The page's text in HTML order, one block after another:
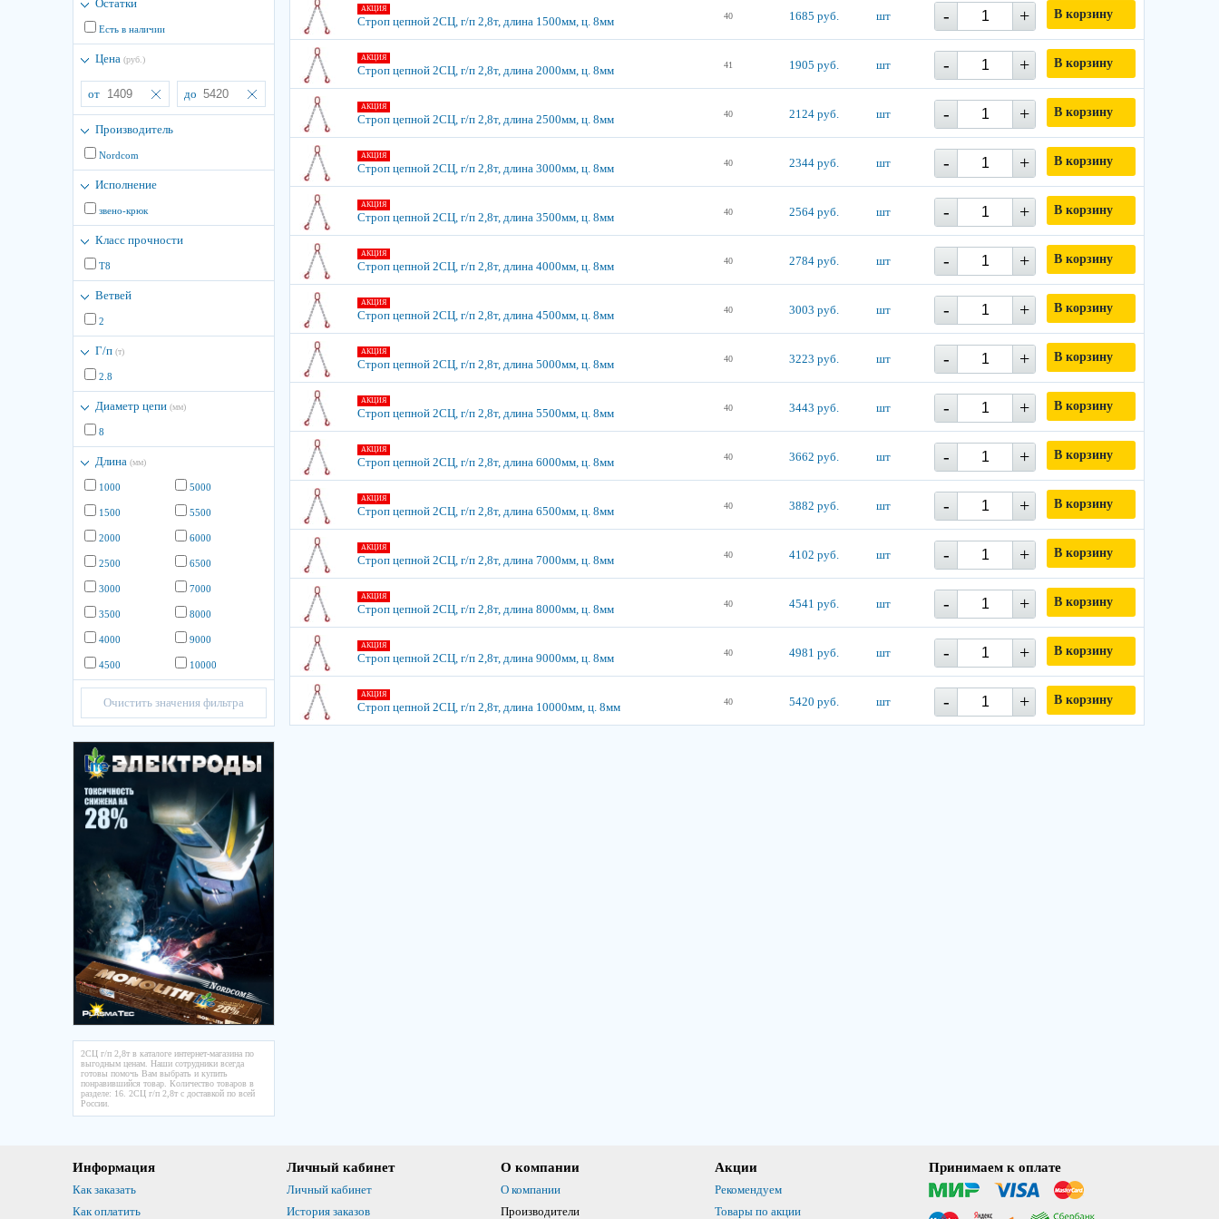
Остатки
Есть в наличии
Цена (руб.)
от до
Производитель
Nordcom
Исполнение
звено-крюк
Класс прочности
Т8
Ветвей
2
Г/п (т)
2.8
Диаметр цепи (мм)
8
Длина (мм)
1000
1500
2000
2500
3000
3500
4000
4500
5000
5500
6000
6500
7000
8000
9000
10000
Очистить значения фильтра
2СЦ г/п 2,8т в каталоге интернет-магазина по
выгодным ценам. Наши сотрудники всегда
готовы помочь Вам выбрать и купить
понравившийся товар. Количество товаров в
разделе: 16. 2СЦ г/п 2,8т с доставкой по всей
России.
АКЦИЯ
Строп цепной 2СЦ, г/п 2,8т, длина 1500мм, ц. 8мм 40 1685 руб. шт - + В корзину
АКЦИЯ
Строп цепной 2СЦ, г/п 2,8т, длина 2000мм, ц. 8мм 41 1905 руб. шт - + В корзину
АКЦИЯ
Строп цепной 2СЦ, г/п 2,8т, длина 2500мм, ц. 8мм 40 2124 руб. шт - + В корзину
АКЦИЯ
Строп цепной 2СЦ, г/п 2,8т, длина 3000мм, ц. 8мм 40 2344 руб. шт - + В корзину
АКЦИЯ
Строп цепной 2СЦ, г/п 2,8т, длина 3500мм, ц. 8мм 40 2564 руб. шт - + В корзину
АКЦИЯ
Строп цепной 2СЦ, г/п 2,8т, длина 4000мм, ц. 8мм 40 2784 руб. шт - + В корзину
АКЦИЯ
Строп цепной 2СЦ, г/п 2,8т, длина 4500мм, ц. 8мм 40 3003 руб. шт - + В корзину
АКЦИЯ
Строп цепной 2СЦ, г/п 2,8т, длина 5000мм, ц. 8мм 40 3223 руб. шт - + В корзину
АКЦИЯ
Строп цепной 2СЦ, г/п 2,8т, длина 5500мм, ц. 8мм 40 3443 руб. шт - + В корзину
АКЦИЯ
Строп цепной 2СЦ, г/п 2,8т, длина 6000мм, ц. 8мм 40 3662 руб. шт - + В корзину
АКЦИЯ
Строп цепной 2СЦ, г/п 2,8т, длина 6500мм, ц. 8мм 40 3882 руб. шт - + В корзину
АКЦИЯ
Строп цепной 2СЦ, г/п 2,8т, длина 7000мм, ц. 8мм 40 4102 руб. шт - + В корзину
АКЦИЯ
Строп цепной 2СЦ, г/п 2,8т, длина 8000мм, ц. 8мм 40 4541 руб. шт - + В корзину
АКЦИЯ
Строп цепной 2СЦ, г/п 2,8т, длина 9000мм, ц. 8мм 40 4981 руб. шт - + В корзину
АКЦИЯ
Строп цепной 2СЦ, г/п 2,8т, длина 10000мм, ц. 8мм 40 5420 руб. шт - + В корзину
Информация
Как заказать
Как оплатить
Личный кабинет
Личный кабинет
История заказов
О компании
О компании
Производители
Акции
Рекомендуем
Товары по акции
Принимаем к оплате